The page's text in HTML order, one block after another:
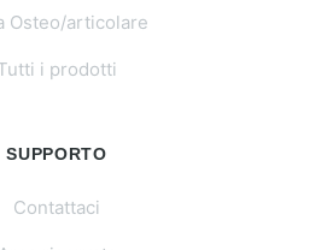
Osteo/articolare
i prodotti
SUPPORTO
Contattaci